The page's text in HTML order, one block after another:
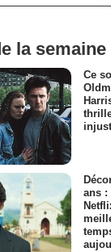
la semaine
Ce
ans :